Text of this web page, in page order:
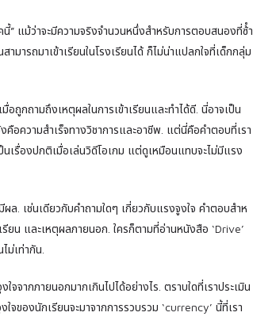
” แม้ว่าจะมีความจริงจํานวนหนึ่งสําหรับการตอบสนองที่ซ้ํา
มารถมาเข้าเรียนในโรงเรียนได้ ก็ไม่น่าแปลกใจที่เด็กกลุ่ม
ถูกถามถึงเหตุผลในการเข้าเรียนและทําได้ดี. นี่อาจเป็น
อความสําเร็จทางวิชาการและอาชีพ. แต่นี่คือคําตอบที่เรา
เรื่องปกติเมื่อเล่นวิดีโอเกม แต่ดูเหมือนแทบจะไม่มีแรง
ล. เช่นเดียวกับคําถามใดๆ เกี่ยวกับแรงจูงใจ คําตอบสําห
ยน และเหตุผลภายนอก. ใครก็ตามที่อ่านหนังสือ ‘Drive’
ม่เท่ากัน.
จากภายนอกมากเกินไปได้อย่างไร. ตราบใดที่เราประเมิน
จของนักเรียนจะมาจากการรวบรวม ‘currency’ นี้ที่เรา